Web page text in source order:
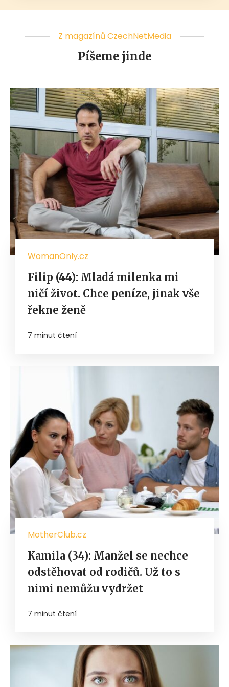
Z magazínů CzechNetMedia
Píšeme jinde
WomanOnly.cz
Filip (44): Mladá milenka mi
ničí život. Chce peníze, jinak vše
řekne ženě
7 minut čtení
MotherClub.cz
Kamila (34): Manžel se nechce
odstěhovat od rodičů. Už to s
nimi nemůžu vydržet
7 minut čtení